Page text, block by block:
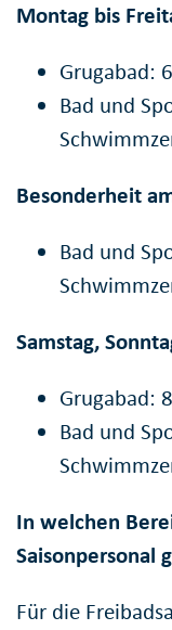
Montag bis
Grugabad:
Bad und
Besonderheit
Bad und
Samstag,
Grugabad:
Bad und
In welchen
Saisonpersonal
Für die